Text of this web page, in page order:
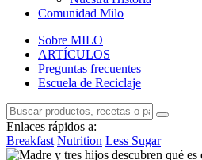
Comunidad Milo
Sobre MILO
ARTÍCULOS
Preguntas frecuentes
Escuela de Reciclaje
Enlaces rápidos a:
Breakfast Nutrition Less Sugar